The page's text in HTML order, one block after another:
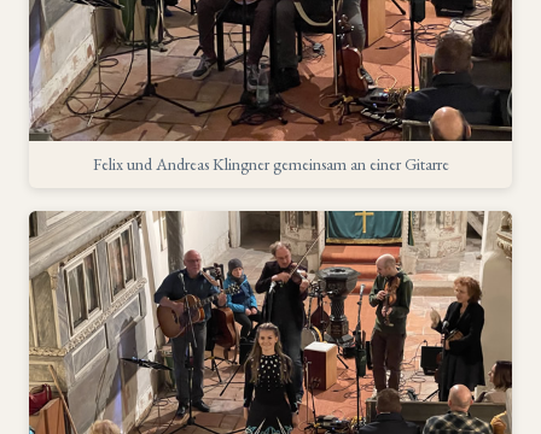
Felix und Andreas Klingner gemeinsam an einer Gitarre